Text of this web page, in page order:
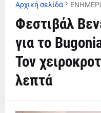
Αρχική σελίδα
Φεστιβάλ
για το
Τον
λεπτά